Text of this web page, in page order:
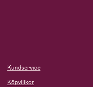
Kundservice
Köpvillkor